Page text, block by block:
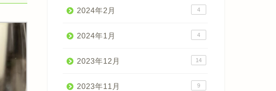
2024年2月 4
2024年1月 4
2023年12月 14
2023年11月 9